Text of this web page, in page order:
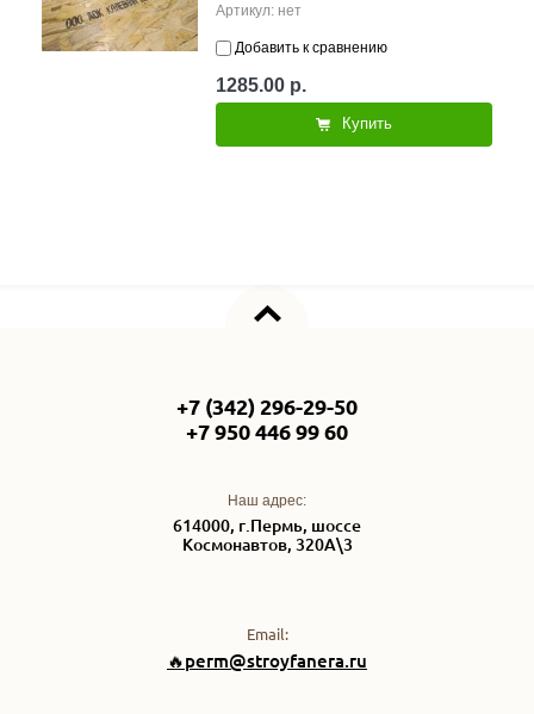
Артикул:нет
Добавить к сравнению
1285.00р.
Купить
+7 (342) 296-29-50
+7 950 446 99 60
Наш адрес:
614000, г.Пермь, шоссе
Космонавтов, 320А\3
Email:
🔥perm@stroyfanera.ru